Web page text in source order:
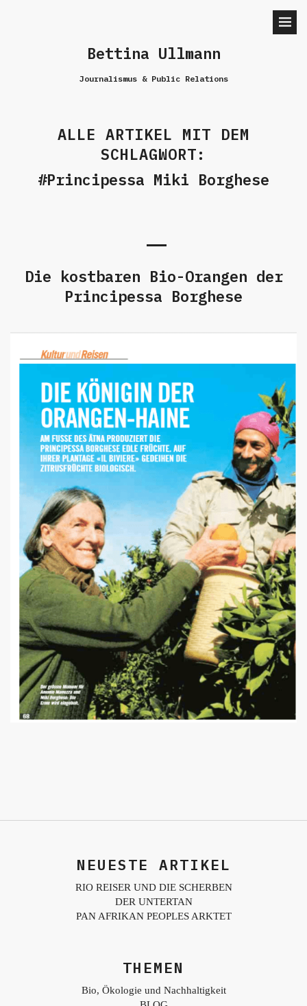
Bettina Ullmann
Journalismus & Public Relations
ALLE ARTIKEL MIT DEM
SCHLAGWORT:
Principessa Miki Borghese
Die kostbaren Bio-Orangen der
Principessa Borghese
NEUESTE ARTIKEL
RIO REISER UND DIE SCHERBEN
DER UNTERTAN
PAN AFRIKAN PEOPLES ARKTET
THEMEN
Bio, Ökologie und Nachhaltigkeit